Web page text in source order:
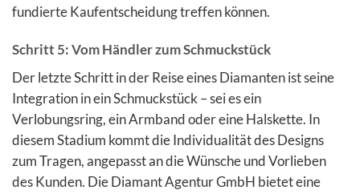
fundierte Kaufentscheidung treffen können.
Schritt 5: Vom Händler zum Schmuckstück
Der letzte Schritt in der Reise eines Diamanten ist seine
Integration in ein Schmuckstück – sei es ein
Verlobungsring, ein Armband oder eine Halskette. In
diesem Stadium kommt die Individualität des Designs
zum Tragen, angepasst an die Wünsche und Vorlieben
des Kunden. Die Diamant Agentur GmbH bietet eine